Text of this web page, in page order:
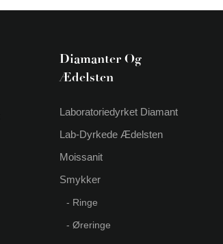
Diamanter Og
Ædelsten
Laboratoriedyrket Diamant
Lab-Dyrkede Ædelsten
Moissanit
Smykker
- Ringe
- Øreringe